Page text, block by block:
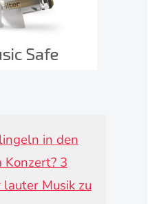
in den
Konzert? 3
lauter Musik zu